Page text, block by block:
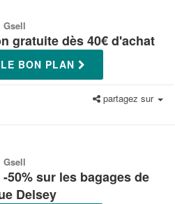
Gsell
gratuite dès 40€ d'achat
BON PLAN
partagez sur
Gsell
50% sur les bagages de
Delsey